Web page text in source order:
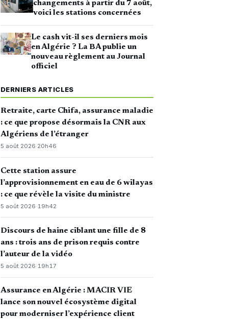
changements à partir du 7 août,
voici les stations concernées
Le cash vit-il ses derniers mois
en Algérie ? La BA publie un
nouveau règlement au Journal
officiel
DERNIERS ARTICLES
Retraite, carte Chifa, assurance maladie
: ce que propose désormais la CNR aux
Algériens de l’étranger
5 août 2026·20h46
Cette station assure
l’approvisionnement en eau de 6 wilayas
: ce que révèle la visite du ministre
5 août 2026· 19h42
Discours de haine ciblant une fille de 8
ans : trois ans de prison requis contre
l’auteur de la vidéo
5 août 2026·19h17
Assurance en Algérie : MACIR VIE
lance son nouvel écosystème digital
pour moderniser l’expérience client